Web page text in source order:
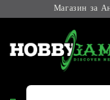
Магазин за